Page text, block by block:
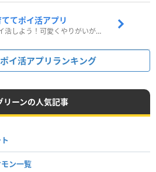
てポイ活アプリ
ペットを育ってポイ活しよう！可愛くやりがいがある新感覚アプリ
イ活アプリランキング
リーンの人気記事
ン一覧